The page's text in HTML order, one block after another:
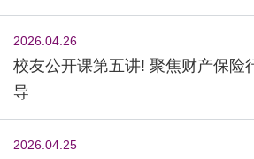
2026.04.26
校友公开课第五讲! 聚焦财产保险
导
2026.04.25